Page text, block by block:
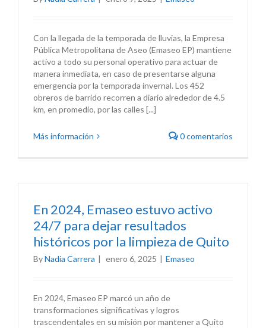
Con la llegada de la temporada de lluvias, la Empresa
Pública Metropolitana de Aseo (Emaseo EP) mantiene
activo a todo su personal operativo para actuar de
manera inmediata, en caso de presentarse alguna
emergencia por la temporada invernal. Los 452
obreros de barrido recorren a diario alrededor de 4.5
km, en promedio, por las calles [...]
Más información 0 comentarios
En 2024, Emaseo estuvo activo
24/7 para dejar resultados
históricos por la limpieza de Quito
ByNadia Carrera | enero 6, 2025 | Emaseo
En 2024, Emaseo EP marcó un año de
transformaciones significativas y logros
trascendentales en su misión por mantener a Quito